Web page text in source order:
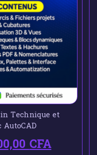
Technique et
CFA